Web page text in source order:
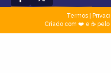
Termos|
Criado com ❤️ e ☕ pelo